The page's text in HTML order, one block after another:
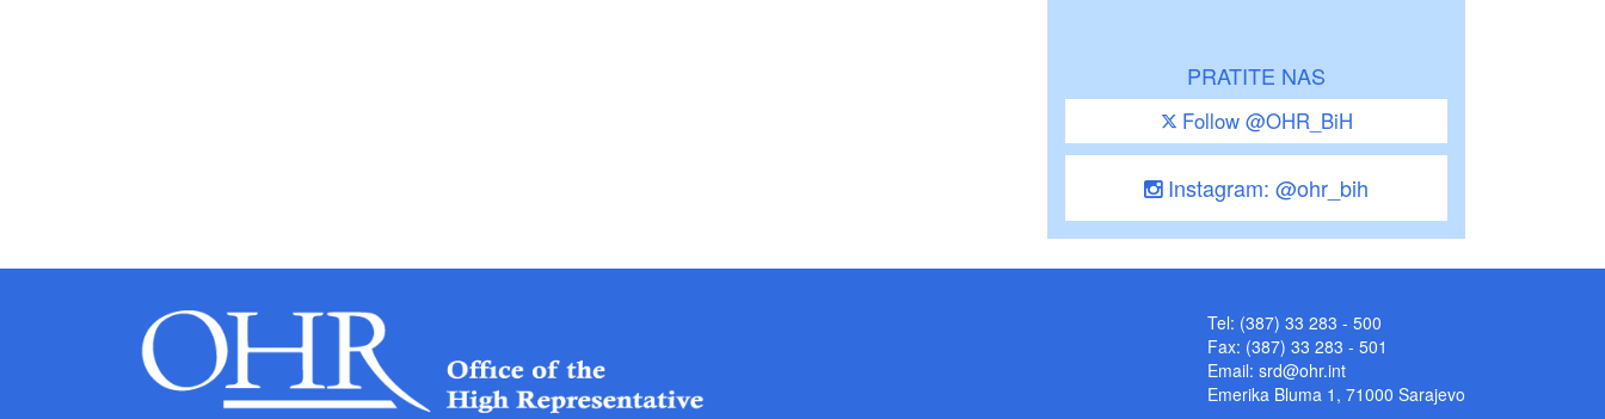
PRATITE NAS
Follow @OHR_BiH
Instagram: @ohr_bih
Tel: (387) 33 283 - 500
Fax: (387) 33 283 - 501
Email: srd@ohr.int
Emerika Bluma 1, 71000 Sarajevo